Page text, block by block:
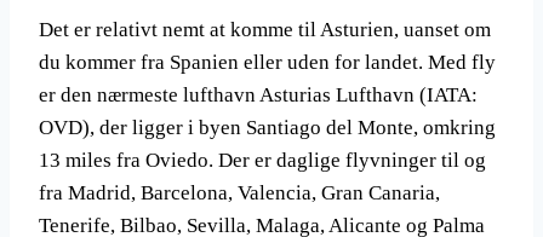
Det er relativt nemt at komme til Asturien, uanset om
du kommer fra Spanien eller uden for landet. Med fly
er den nærmeste lufthavn Asturias Lufthavn (IATA:
OVD), der ligger i byen Santiago del Monte, omkring
13 miles fra Oviedo. Der er daglige flyvninger til og
fra Madrid, Barcelona, Valencia, Gran Canaria,
Tenerife, Bilbao, Sevilla, Malaga, Alicante og Palma